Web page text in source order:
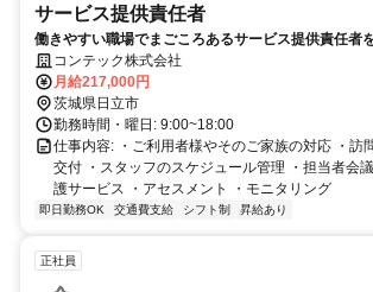
サービス提供責任者
働きやすい職場でまごころあるサービス提供責任者
コンテック株式会社
月給217,000円
茨城県日立市
勤務時間・曜日: 9:00~18:00
仕事内容: ・ご利用者様やそのご家族の対応 ・訪
交付 ・スタッフのスケジュール管理 ・担当者会
護サービス ・アセスメント ・モニタリング
即日勤務OK 交通費支給 シフト制 昇給あり
正社員